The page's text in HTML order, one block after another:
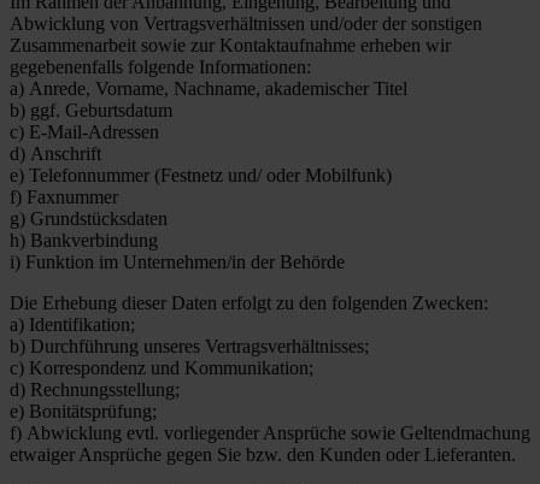
Abwicklung von Vertragsverhältnissen und/oder der sonstigen
Zusammenarbeit sowie zur Kontaktaufnahme erheben wir
gegebenenfalls folgende Informationen:
a) Anrede, Vorname, Nachname, akademischer Titel
b) ggf. Geburtsdatum
c) E-Mail-Adressen
d) Anschrift
e) Telefonnummer (Festnetz und/ oder Mobilfunk)
f) Faxnummer
g) Grundstücksdaten
h) Bankverbindung
i) Funktion im Unternehmen/in der Behörde
Die Erhebung dieser Daten erfolgt zu den folgenden Zwecken:
a) Identifikation;
b) Durchführung unseres Vertragsverhältnisses;
c) Korrespondenz und Kommunikation;
d) Rechnungsstellung;
e) Bonitätsprüfung;
f) Abwicklung evtl. vorliegender Ansprüche sowie Geltendmachung
etwaiger Ansprüche gegen Sie bzw. den Kunden oder Lieferanten.